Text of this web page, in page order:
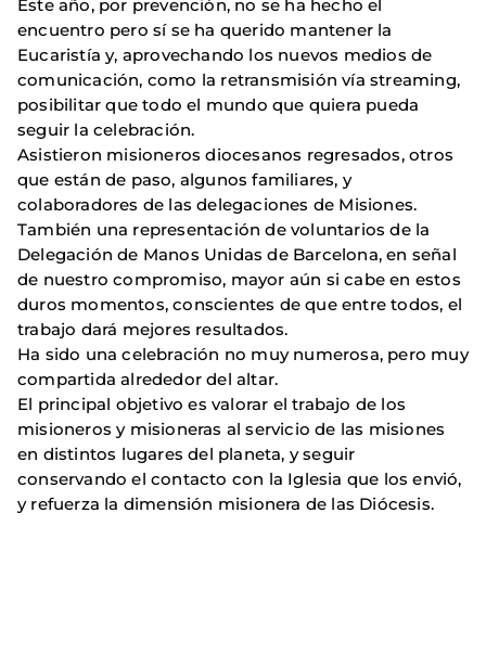
Este año, por prevención, no se ha hecho el
encuentro pero sí se ha querido mantener la
Eucaristía y, aprovechando los nuevos medios de
comunicación, como la retransmisión vía streaming,
posibilitar que todo el mundo que quiera pueda
seguir la celebración.
Asistieron misioneros diocesanos regresados, otros
que están de paso, algunos familiares, y
colaboradores de las delegaciones de Misiones.
También una representación de voluntarios de la
Delegación de Manos Unidas de Barcelona, en señal
de nuestro compromiso, mayor aún si cabe en estos
duros momentos, conscientes de que entre todos, el
trabajo dará mejores resultados.
Ha sido una celebración no muy numerosa, pero muy
compartida alrededor del altar.
El principal objetivo es valorar el trabajo de los
misioneros y misioneras al servicio de las misiones
en distintos lugares del planeta, y seguir
conservando el contacto con la Iglesia que los envió,
y refuerza la dimensión misionera de las Diócesis.